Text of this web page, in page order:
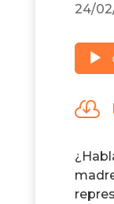
24/
de
